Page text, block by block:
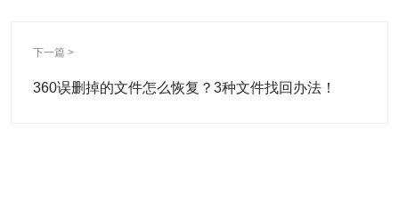
下一篇 >
360误删掉的文件怎么恢复？3种文件找回办法！